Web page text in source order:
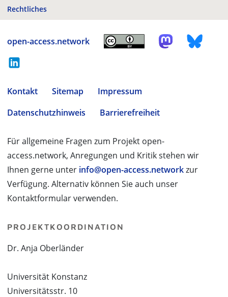
Rechtliches
open-access.network
Kontakt Sitemap
Impressum
Datenschutzhinweis
Barrierefreiheit
Für allgemeine Fragen zum Projekt open-
access.network, Anregungen und Kritik stehen wir
Ihnen gerne unter info@open-access.networkzur
Verfügung. Alternativ können Sie auch unser
Kontaktformular verwenden.
PROJEKTKOORDINATION
Dr. Anja Oberländer
Universität Konstanz
Universitätsstr. 10